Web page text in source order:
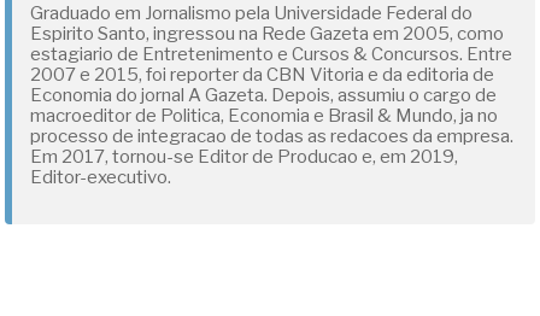
Graduado em Jornalismo pela Universidade Federal do
Espirito Santo, ingressou na Rede Gazeta em 2005, como
estagiario de Entretenimento e Cursos & Concursos. Entre
2007 e 2015, foi reporter da CBN Vitoria e da editoria de
Economia do jornal A Gazeta. Depois, assumiu o cargo de
macroeditor de Politica, Economia e Brasil & Mundo, ja no
processo de integracao de todas as redacoes da empresa.
Em 2017, tornou-se Editor de Producao e, em 2019,
Editor-executivo.